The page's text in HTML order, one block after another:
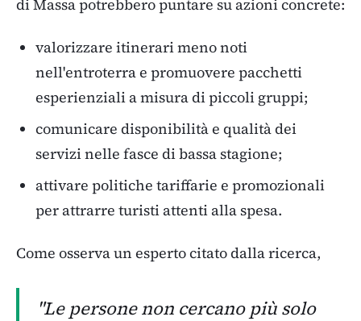
di Massa potrebbero puntare su azioni concrete:
valorizzare itinerari meno noti
nell'entroterra e promuovere pacchetti
esperienziali a misura di piccoli gruppi;
comunicare disponibilità e qualità dei
servizi nelle fasce di bassa stagione;
attivare politiche tariffarie e promozionali
per attrarre turisti attenti alla spesa.
Come osserva un esperto citato dalla ricerca,
"Le persone non cercano più solo